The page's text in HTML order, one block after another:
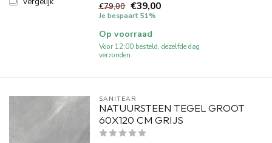
€79,00 €39,00
Je bespaart 51%
Op voorraad
Voor 12:00 besteld, dezelfde dag
verzonden.
SANITEAR
NATUURSTEEN TEGEL GROOT
60X120 CM GRIJS